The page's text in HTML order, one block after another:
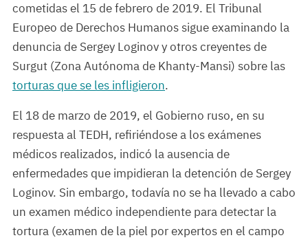
cometidas el 15 de febrero de 2019. El Tribunal
Europeo de Derechos Humanos sigue examinando la
denuncia de Sergey Loginov y otros creyentes de
Surgut (Zona Autónoma de Khanty-Mansi) sobre las
torturas que se les infligieron.
El 18 de marzo de 2019, el Gobierno ruso, en su
respuesta al TEDH, refiriéndose a los exámenes
médicos realizados, indicó la ausencia de
enfermedades que impidieran la detención de Sergey
Loginov. Sin embargo, todavía no se ha llevado a cabo
un examen médico independiente para detectar la
tortura (examen de la piel por expertos en el campo